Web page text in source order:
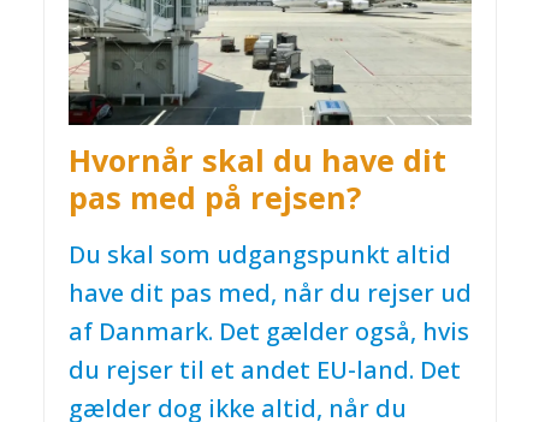
Hvornår skal du have dit
pas med på rejsen?
Du skal som udgangspunkt altid
have dit pas med, når du rejser ud
af Danmark. Det gælder også, hvis
du rejser til et andet EU-land. Det
gælder dog ikke altid, når du